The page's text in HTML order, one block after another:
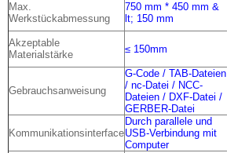
Max.
Werkstückabmessung
750 mm * 450 mm &
lt; 150 mm
Akzeptable
Materialstärke
≤ 150mm
Gebrauchsanweisung
G-Code / TAB-Dateien
/ nc-Datei / NCC-
Dateien / DXF-Datei /
GERBER-Datei
Kommunikationsinterface
Durch parallele und
USB-Verbindung mit
Computer